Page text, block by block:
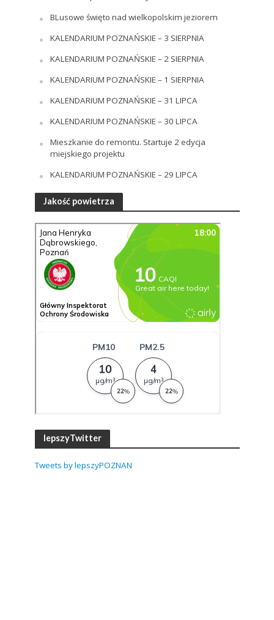
BLusowe święto nad wielkopolskim jeziorem
KALENDARIUM POZNAŃSKIE – 3 SIERPNIA
KALENDARIUM POZNAŃSKIE – 2 SIERPNIA
KALENDARIUM POZNAŃSKIE – 1 SIERPNIA
KALENDARIUM POZNAŃSKIE – 31 LIPCA
KALENDARIUM POZNAŃSKIE – 30 LIPCA
Mieszkanie do remontu. Startuje 2 edycja
miejskiego projektu
KALENDARIUM POZNAŃSKIE – 29 LIPCA
Jakość powietrza
lepszyTwitter
Tweets by lepszyPOZNAN